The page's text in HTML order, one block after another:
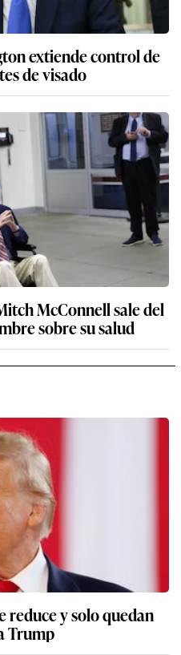
extiende control de
de visado
McConnell sale del
sobre su salud
reduce y solo quedan
Trump